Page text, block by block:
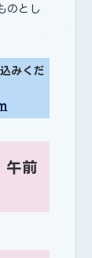
のとし
みくだ
午前